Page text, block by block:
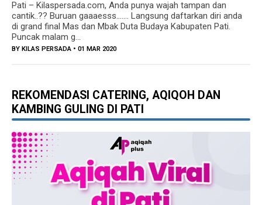
Pati – Kilaspersada.com, Anda punya wajah tampan dan
cantik..?? Buruan gaaaesss……. Langsung daftarkan diri anda
di grand final Mas dan Mbak Duta Budaya Kabupaten Pati.
Puncak malam g...
BY KILAS PERSADA • 01 MAR 2020
REKOMENDASI CATERING, AQIQOH DAN
KAMBING GULING DI PATI